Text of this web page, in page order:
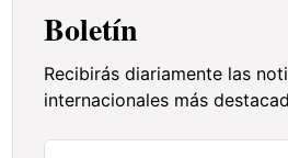
Boletín
Recibirás diariamente las
internacionales más